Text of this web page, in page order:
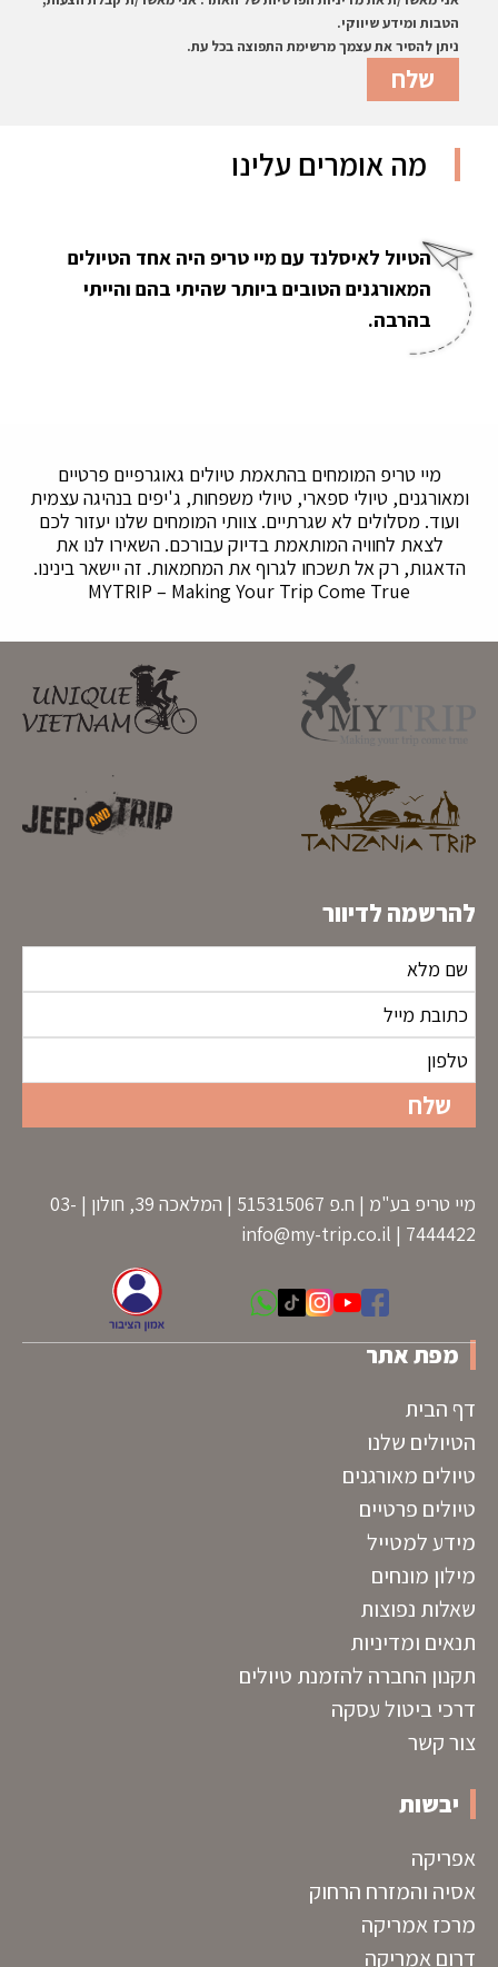
הטבות ומידע שיווקי.
ניתן להסיר את עצמך מרשימת התפוצה בכל עת.
מה אומרים עלינו
הטיול לאיסלנד עם מיי טריפ היה אחד הטיולים
המאורגנים הטובים ביותר שהיתי בהם והייתי
בהרבה.
מיי טריפ המומחים בהתאמת טיולים גאוגרפיים פרטיים
ומאורגנים, טיולי ספארי, טיולי משפחות, ג'יפים בנהיגה עצמית
ועוד. מסלולים לא שגרתיים. צוותי המומחים שלנו יעזור לכם
לצאת לחוויה המותאמת בדיוק עבורכם. השאירו לנו את
הדאגות, רק אל תשכחו לגרוף את המחמאות. זה יישאר בינינו.
MYTRIP – Making Your Trip Come True
להרשמה לדיוור
מיי טריפ בע"מ | ח.פ 515315067 | המלאכה 39, חולון | 03-
7444422 |
info@my-trip.co.il
מפת אתר
דף הבית
הטיולים שלנו
טיולים מאורגנים
טיולים פרטיים
מידע למטייל
מילון מונחים
שאלות נפוצות
תנאים ומדיניות
תקנון החברה להזמנת טיולים
דרכי ביטול עסקה
צור קשר
יבשות
אפריקה
אסיה והמזרח הרחוק
מרכז אמריקה
דרום אמריקה